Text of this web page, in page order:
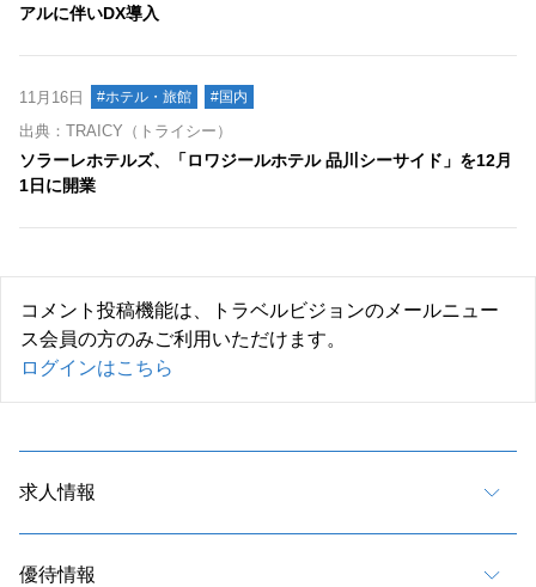
アルに伴いDX導入
11月16日 #ホテル・旅館 #国内
出典：TRAICY（トライシー）
ソラーレホテルズ、「ロワジールホテル 品川シーサイド」を12月
1日に開業
コメント投稿機能は、トラベルビジョンのメールニュー
ス会員の方のみご利用いただけます。
ログインはこちら
求人情報
優待情報